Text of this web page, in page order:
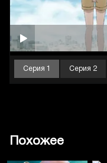
Серия 1 Серия 2
Похожее